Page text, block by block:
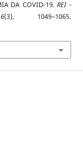
DA COVID-19.REI -
6(3), 1049–1065.